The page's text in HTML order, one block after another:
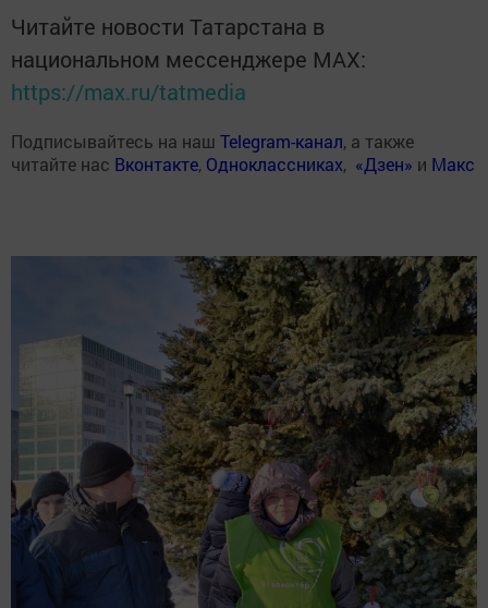
Читайте новости Татарстана в
национальном мессенджере MАХ:
https://max.ru/tatmedia
Подписывайтесь на наш Telegram-канал, а также
читайте нас Вконтакте, Одноклассниках, «Дзен» и Макс